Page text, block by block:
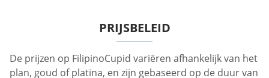
PRIJSBELEID
De prijzen op FilipinoCupid variëren afhankelijk van het
plan, goud of platina, en zijn gebaseerd op de duur van